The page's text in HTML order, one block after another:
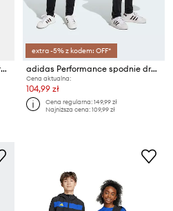
adidas Performance spodnie dresowe dziecięce MER DNA
extra -5% z kodem: OFF*
adidas Performance spodnie dresowe dziecięce
Cena aktualna:
104,99 zł
Cena regularna:149,99 zł
Najniższa cena:109,99 zł